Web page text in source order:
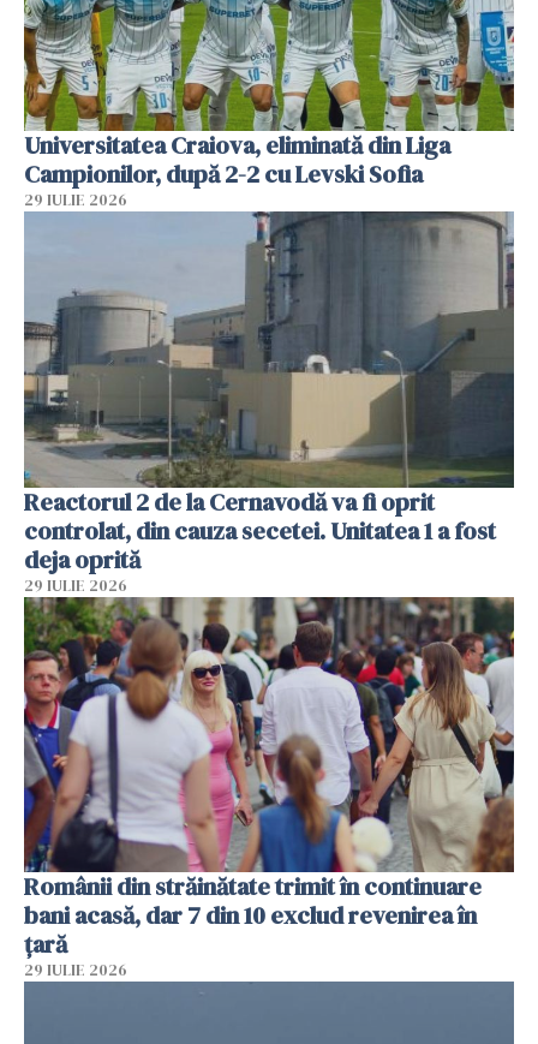
Universitatea Craiova, eliminată din Liga
Campionilor, după 2-2 cu Levski Sofia
29 IULIE 2026
Reactorul 2 de la Cernavodă va fi oprit
controlat, din cauza secetei. Unitatea 1 a fost
deja oprită
29 IULIE 2026
Românii din străinătate trimit în continuare
bani acasă, dar 7 din 10 exclud revenirea în
țară
29 IULIE 2026